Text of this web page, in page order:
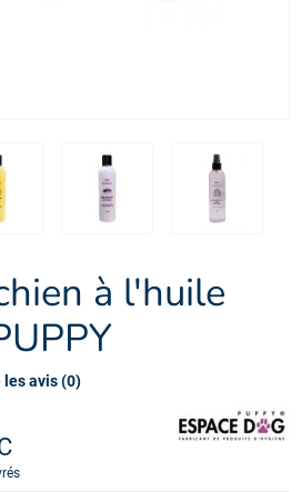
à l'huile
les avis (0)